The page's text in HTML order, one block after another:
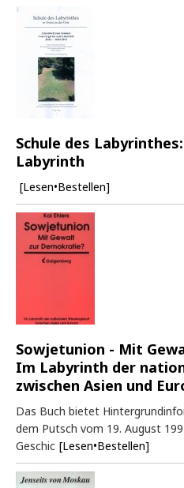
Schule des
Labyrinth
[Lesen•Bestellen]
Sowjetunion - Mit
Im Labyrinth der
zwischen Asien und
Das Buch bietet
dem Putsch vom 19. August
Geschic [Lesen•Bestellen]